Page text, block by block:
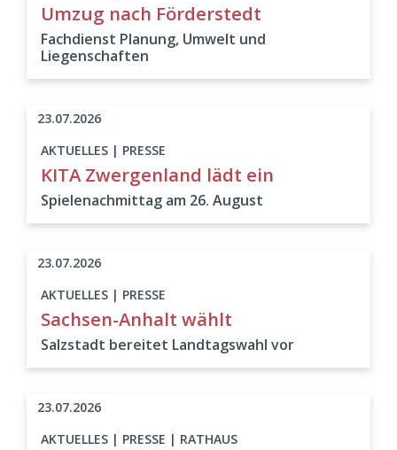
Umzug nach Förderstedt
Fachdienst Planung, Umwelt und
Liegenschaften
AKTUELLES | PRESSE
KITA Zwergenland lädt ein
Spielenachmittag am 26. August
23.07.2026
AKTUELLES | PRESSE
Sachsen-Anhalt wählt
Salzstadt bereitet Landtagswahl vor
23.07.2026
AKTUELLES | PRESSE | RATHAUS
23.07.2026